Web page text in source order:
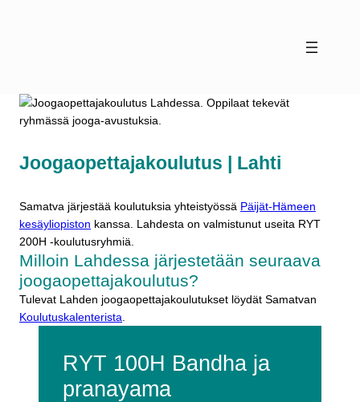
Joogaopettajakoulutus | Lahti
Samatva järjestää koulutuksia yhteistyössä Päijät-Hämeen
kesäyliopiston kanssa. Lahdesta on valmistunut useita RYT
200H -koulutusryhmiä.
Milloin Lahdessa järjestetään seuraava
joogaopettajakoulutus?
Tulevat Lahden joogaopettajakoulutukset löydät Samatvan
Koulutuskalenterista
RYT 100H Bandha ja
pranayama